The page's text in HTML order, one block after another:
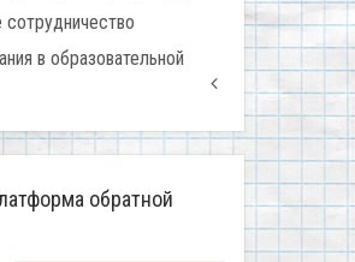
в образовательной
обратной